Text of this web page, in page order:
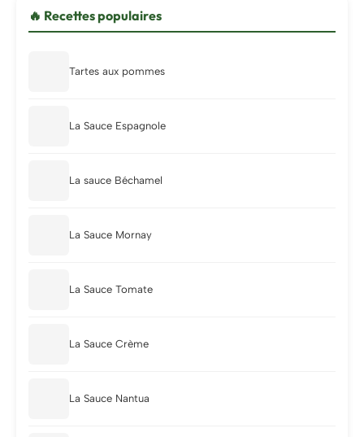
🔥 Recettes populaires
Tartes aux pommes
La Sauce Espagnole
La sauce Béchamel
La Sauce Mornay
La Sauce Tomate
La Sauce Crème
La Sauce Nantua